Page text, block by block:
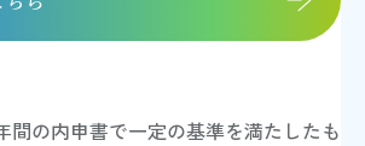
間の内申書で一定の基準を満たしたも